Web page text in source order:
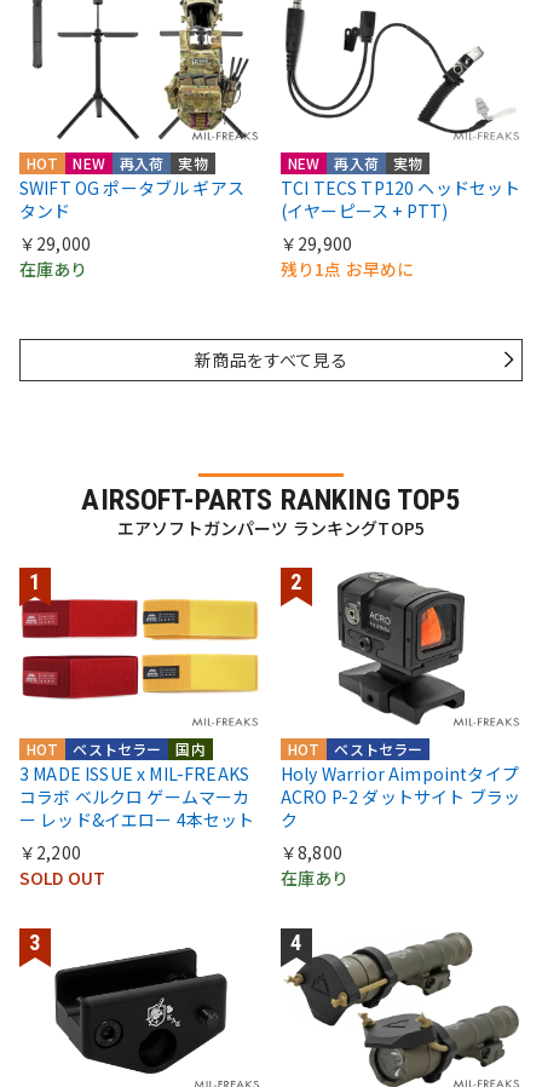
HOT NEW 再入荷 実物
SWIFT OG ポータブル ギアス
タンド
￥29,000
在庫あり
NEW 再入荷 実物
TCI TECS TP120 ヘッドセット
(イヤーピース + PTT)
￥29,900
残り1点 お早めに
新商品をすべて見る
AIRSOFT-PARTS RANKING TOP5
エアソフトガンパーツ ランキングTOP5
国内
ベストセラー
HOT
3 MADE ISSUE x MIL-FREAKS
コラボ ベルクロ ゲームマーカ
ー レッド&イエロー 4本セット
￥2,200
SOLD OUT
ベストセラー
HOT
Holy Warrior Aimpointタイプ
ACRO P-2 ダットサイト ブラッ
ク
￥8,800
在庫あり